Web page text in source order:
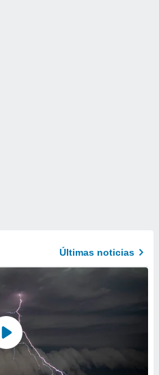
Últimas noticias